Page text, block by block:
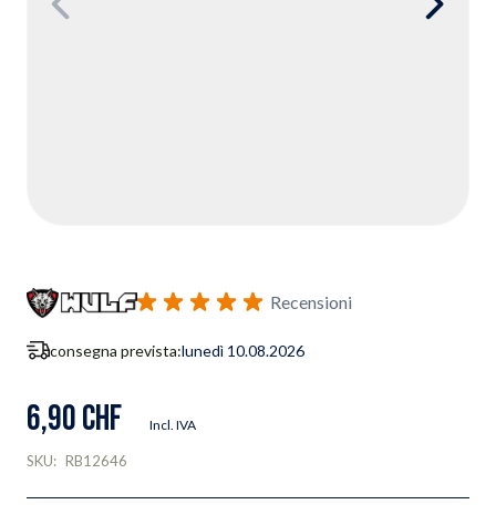
Recensioni
consegna prevista:lunedì 10.08.2026
6,90 CHF Incl. IVA
SKU: RB12646